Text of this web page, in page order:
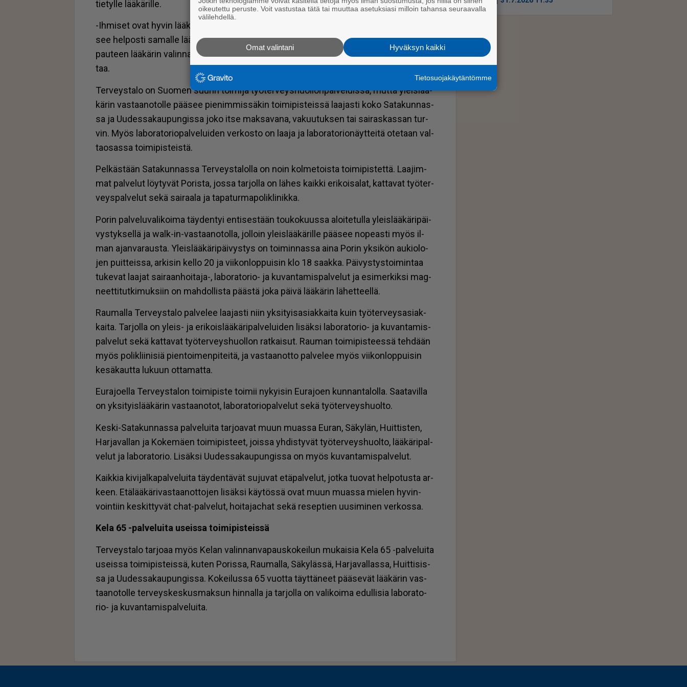
tie­tyl­le lää­kä­ril­le.
-Ih­mi­set ovat hy­vin lää­kä­rius­kol­li­sia ja hoi­don jat­ku­vuus to­teu­tuu hy­vin, meil­lä pää­
see hel­pos­ti sa­mal­le lää­kä­ril­le, mut­ta sil­ti meil­lä on myös mah­dol­li­suus va­lin­nan­va­
pau­teen lää­kä­rin va­lin­nas­sa, Sa­ta­kun­nan ter­veys­pal­ve­lu­joh­ta­ja Kat­ja Lai­ne muis­tut­
taa.
Ter­veys­ta­lo on Suo­men suu­rin toi­mi­ja työ­ter­veys­huol­lon­pal­ve­luis­sa, mut­ta yleis­lää­
kä­rin vas­taa­no­tol­le pää­see pie­nim­mis­sä­kin toi­mi­pis­teis­sä laa­jas­ti koko Sa­ta­kun­nas­
sa ja Uu­des­sa­kau­pun­gis­sa joko it­se mak­sa­va­na, va­kuu­tuk­sen tai sai­ras­kas­san tur­
vin. Myös la­bo­ra­to­ri­o­pal­ve­lui­den ver­kos­to on laa­ja ja la­bo­ra­to­ri­o­näyt­tei­tä ote­taan val­
ta­o­sas­sa toi­mi­pis­teis­tä.
Pel­käs­tään Sa­ta­kun­nas­sa Ter­veys­ta­lol­la on noin kol­me­tois­ta toi­mi­pis­tet­tä. Laa­jim­
mat pal­ve­lut löy­ty­vät Po­ris­ta, jos­sa tar­jol­la on lä­hes kaik­ki eri­koi­sa­lat, kat­ta­vat työ­ter­
veys­pal­ve­lut sekä sai­raa­la ja ta­pa­tur­ma­po­lik­li­nik­ka.
Po­rin pal­ve­lu­va­li­koi­ma täy­den­tyi en­ti­ses­tään tou­ko­kuus­sa aloi­te­tul­la yleis­lää­kä­ri­päi­
vys­tyk­sel­lä ja walk-in-vas­taa­no­tol­la, jol­loin yleis­lää­kä­ril­le pää­see no­pe­as­ti myös il­
man ajan­va­raus­ta. Yleis­lää­kä­ri­päi­vys­tys on toi­min­nas­sa ai­na Po­rin yk­si­kön au­ki­o­lo­
jen puit­teis­sa, ar­ki­sin kel­lo 20 ja vii­kon­lop­pui­sin klo 18 saak­ka. Päi­vys­tys­toi­min­taa
tu­ke­vat laa­jat sai­raan­hoi­ta­ja-, la­bo­ra­to­rio- ja ku­van­ta­mis­pal­ve­lut ja esi­mer­kik­si mag­
neet­ti­tut­ki­muk­siin on mah­dol­lis­ta pääs­tä joka päi­vä lää­kä­rin lä­het­teel­lä.
Rau­mal­la Ter­veys­ta­lo pal­ve­lee laa­jas­ti niin yk­si­tyi­sa­si­ak­kai­ta kuin työ­ter­vey­sa­si­ak­
kai­ta. Tar­jol­la on yleis- ja eri­kois­lää­kä­ri­pal­ve­lui­den li­säk­si la­bo­ra­to­rio- ja ku­van­ta­mis­
pal­ve­lut sekä kat­ta­vat työ­ter­veys­huol­lon rat­kai­sut. Rau­man toi­mi­pis­tees­sä teh­dään
myös po­lik­lii­ni­siä pien­toi­men­pi­tei­tä, ja vas­taa­not­to pal­ve­lee myös vii­kon­lop­pui­sin
ke­sä­kaut­ta lu­kuun ot­ta­mat­ta.
Eu­ra­jo­el­la Ter­veys­ta­lon toi­mi­pis­te toi­mii ny­kyi­sin Eu­ra­jo­en kun­nan­ta­lol­la. Saa­ta­vil­la
on yk­si­tyis­lää­kä­rin vas­taa­no­tot, la­bo­ra­to­ri­o­pal­ve­lut sekä työ­ter­veys­huol­to.
Kes­ki-Sa­ta­kun­nas­sa pal­ve­lui­ta tar­jo­a­vat muun mu­as­sa Eu­ran, Sä­ky­län, Huit­tis­ten,
Har­ja­val­lan ja Ko­ke­mä­en toi­mi­pis­teet, jois­sa yh­dis­ty­vät työ­ter­veys­huol­to, lää­kä­ri­pal­
ve­lut ja la­bo­ra­to­rio. Li­säk­si Uu­des­sa­kau­pun­gis­sa on myös ku­van­ta­mis­pal­ve­lut.
Kaik­kia ki­vi­jal­ka­pal­ve­lui­ta täy­den­tä­vät su­ju­vat etä­pal­ve­lut, jot­ka tuo­vat hel­po­tus­ta ar­
keen. Etä­lää­kä­ri­vas­taa­not­to­jen li­säk­si käy­tös­sä ovat muun mu­as­sa mie­len hy­vin­
voin­tiin kes­kit­ty­vät chat-pal­ve­lut, hoi­ta­jac­hat sekä re­sep­tien uu­si­mi­nen ver­kos­sa.
Kela 65 -pal­ve­lui­ta useis­sa toi­mi­pis­teis­sä
Ter­veys­ta­lo tar­jo­aa myös Ke­lan va­lin­nan­va­paus­ko­kei­lun mu­kai­sia Kela 65 -pal­ve­lui­ta
useis­sa toi­mi­pis­teis­sä, ku­ten Po­ris­sa, Rau­mal­la, Sä­ky­läs­sä, Har­ja­val­las­sa, Huit­ti­sis­
sa ja Uu­des­sa­kau­pun­gis­sa. Ko­kei­lus­sa 65 vuot­ta täyt­tä­neet pää­se­vät lää­kä­rin vas­
taa­no­tol­le ter­veys­kes­kus­mak­sun hin­nal­la ja tar­jol­la on va­li­koi­ma edul­li­sia la­bo­ra­to­
rio- ja ku­van­ta­mis­pal­ve­lui­ta.
oikeutettu peruste. Voit vastustaa tätä tai muuttaa asetuksiasi milloin tahansa seuraavalla
välilehdellä.
Hyväksyn kaikki
Omat valintani
Tietosuojakäytäntömme